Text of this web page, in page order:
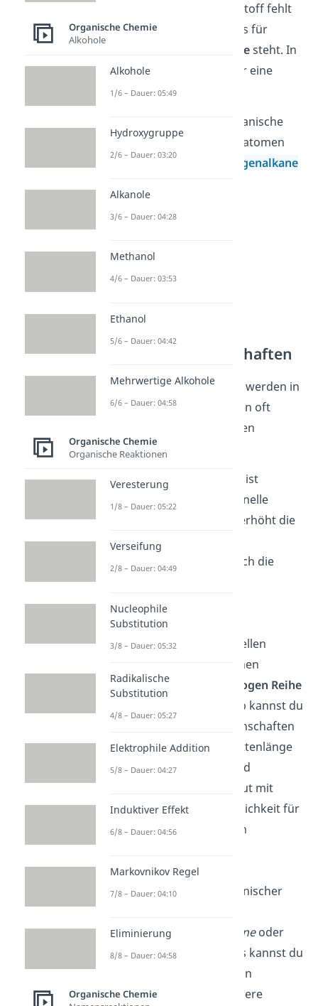
Seite bringt. Dem Kohlenstoff fehlt
nun ein Stück Tau, welches für
Elektronendichtesteht. In
Folge dessen entsteht hier eine
positive Teilladung.
Einfache Beispiele für organische
Verbindungen mit Heteroatomen
sind Alkohole
Halogenalkane
Chemische Eigenschaften
Chemische Eigenschaften werden in
organischen Verbindungen oft
durch funktionelle Gruppen
bestimmt.
DieHydroxygruppe
ist
beispielsweise die funktionelle
Gruppe in Alkoholen. Sie erhöht die
Polaritätder organischen
Verbindung und somit auch die
Lösungsmitteln.
DerEinflussder funktionellen
Gruppe in einer organischen
Verbindung in der
homologen Reihe
. Deshalb kannst du
den Unterschied der Eigenschaften
vor allem bei kleinerer Kettenlänge
besser erkennen.
Während
OH) sich gut mit
Wasser mischt, ist die Löslichkeit für
Butanol (C4H9
OH) deutlich
Auch dieReaktivität
organischer
Heteroatome, wie
Halogeneoder
Sauerstoff, verändert. Das kannst du
am Beispiel von Bromethan
erkennen. Durch die stärkere
Organische Chemie
Alkohole
Alkohole
1/6 – Dauer: 05:49
Hydroxygruppe
2/6 – Dauer: 03:20
Alkanole
3/6 – Dauer: 04:28
Methanol
4/6 – Dauer: 03:53
Ethanol
5/6 – Dauer: 04:42
Mehrwertige Alkohole
6/6 – Dauer: 04:58
Organische Chemie
Organische Reaktionen
Veresterung
1/8 – Dauer: 05:22
Verseifung
2/8 – Dauer: 04:49
Nucleophile
Substitution
3/8 – Dauer: 05:32
Radikalische
Substitution
4/8 – Dauer: 05:27
Elektrophile Addition
5/8 – Dauer: 04:27
Induktiver Effekt
6/8 – Dauer: 04:56
Markovnikov Regel
7/8 – Dauer: 04:10
Eliminierung
8/8 – Dauer: 04:58
Organische Chemie